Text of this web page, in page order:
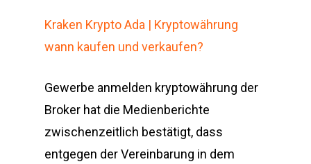
Kraken Krypto Ada | Kryptowährung
wann kaufen und verkaufen?
Gewerbe anmelden kryptowährung der
Broker hat die Medienberichte
zwischenzeitlich bestätigt, dass
entgegen der Vereinbarung in dem